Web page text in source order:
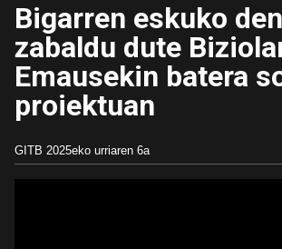
Bigarren eskuko
zabaldu dute
Emausekin batera
proiektuan
GITB 2025eko urriaren 6a